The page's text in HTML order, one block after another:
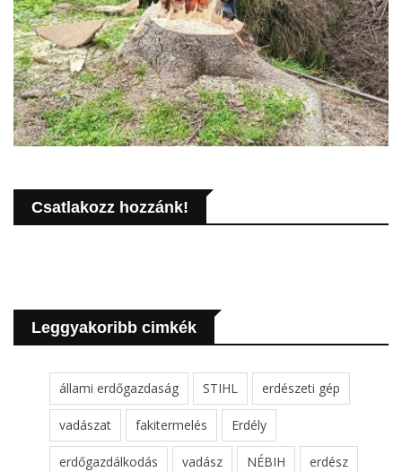
Csatlakozz hozzánk!
Leggyakoribb cimkék
állami erdőgazdaság STIHL erdészeti gép
vadászat fakitermelés Erdély
erdőgazdálkodás vadász NÉBIH erdész